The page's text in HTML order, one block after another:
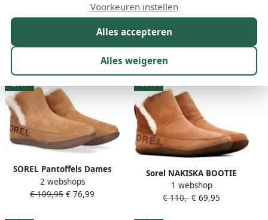
Kleur Prijs
25 resultaten:
29%
SOREL Pantoffels Dames
Nakiska Bootie Maat: 36
Materiaal: Textiel Kleur:
2 webshops
€ 109,95 € 76,99
36%
Sorel NAKISKA BOOTIE
Dames Sloffen Camel Brown
Natural
1 webshop
€ 110,- € 69,95
Alles accepteren
Alles weigeren
Voorkeuren instellen